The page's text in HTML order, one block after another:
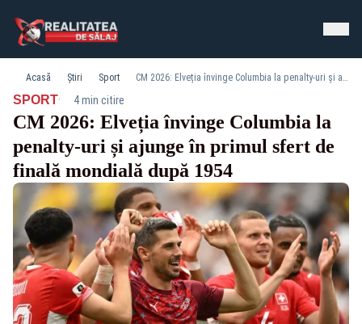
Acasă Știri Sport CM 2026: Elveția învinge Columbia la penalty-uri și ajunge în primul sfert de finală mondială după 1954
SPORT· 4 min citire
CM 2026: Elveția învinge Columbia la
penalty-uri și ajunge în primul sfert de
finală mondială după 1954